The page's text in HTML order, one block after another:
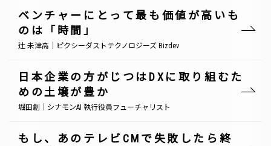
ベンチャーにとって最も価値が高いも
のは「時間」
辻 未津高｜ピクシーダストテクノロジーズ Bizdev
日本企業の方がじつはDXに取り組むた
めの土壌が豊か
堀田創｜シナモンAI 執行役員フューチャリスト
もし、あのテレビCMで失敗したら終